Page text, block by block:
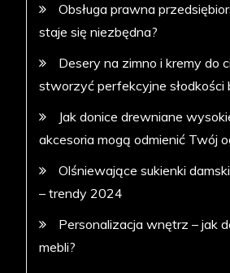
Obsługa prawna
staje się niezbędna?
Desery na zimno i kremy do
stworzyć perfekcyjne słodkości
Jak donice drewniane
akcesoria mogą odmienić Twój
Olśniewające sukienki
– trendy 2024
Personalizacja wnętrz – jak
mebli?